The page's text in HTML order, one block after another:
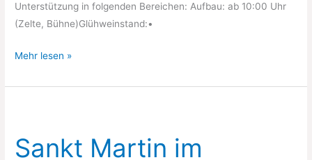
Unterstützung in folgenden Bereichen: Aufbau: ab 10:00 Uhr
(Zelte, Bühne)Glühweinstand:•
Helferaufruf
das
Mehr lesen »
Sankt Martin im